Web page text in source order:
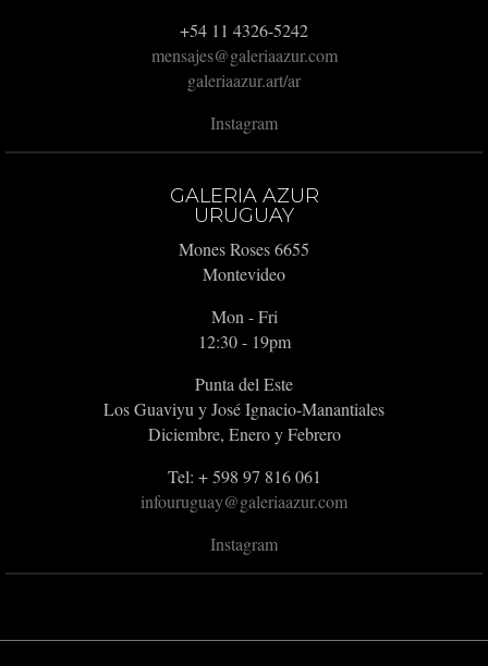
+54 11 4326-5242
mensajes@galeriaazur.com
galeriaazur.art/ar
Instagram
GALERIA AZUR
URUGUAY
Mones Roses 6655
Montevideo
Mon - Fri
12:30 - 19pm
Punta del Este
Los Guaviyu y José Ignacio-Manantiales
Diciembre, Enero y Febrero
Tel: + 598 97 816 061
infouruguay@galeriaazur.com
Instagram